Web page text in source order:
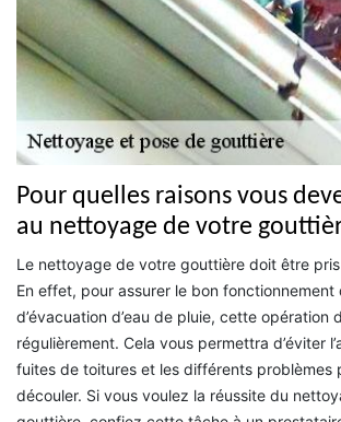
Pour quelles raisons vous
au nettoyage de votre
Le nettoyage de votre gouttière doit être
En effet, pour assurer le bon fonctionnement
d’évacuation d’eau de pluie, cette opération
régulièrement. Cela vous permettra d’éviter
fuites de toitures et les différents problèmes
découler. Si vous voulez la réussite du